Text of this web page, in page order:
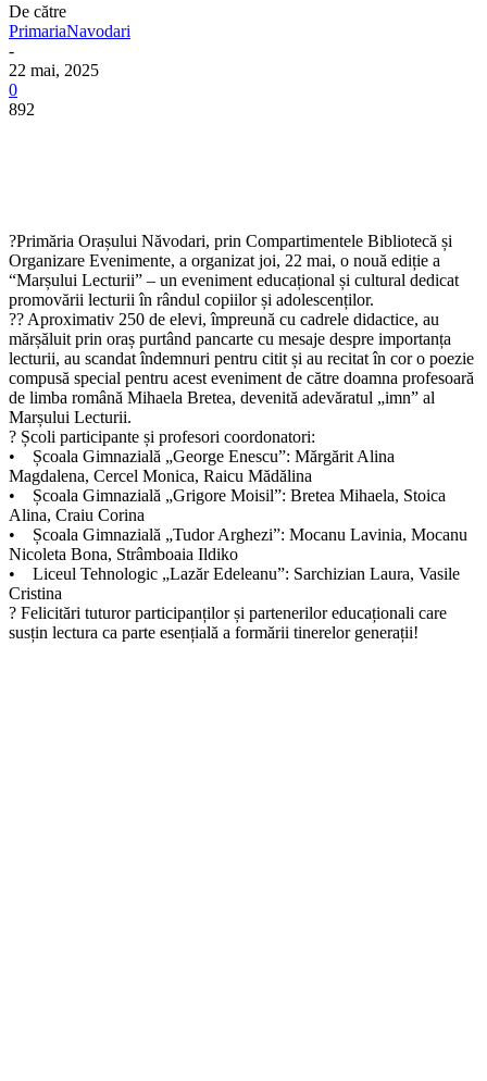
De către
PrimariaNavodari
-
22 mai, 2025
0
892
?Primăria Orașului Năvodari, prin Compartimentele Bibliotecă și
Organizare Evenimente, a organizat joi, 22 mai, o nouă ediție a
“Marșului Lecturii” – un eveniment educațional și cultural dedicat
promovării lecturii în rândul copiilor și adolescenților.
?? Aproximativ 250 de elevi, împreună cu cadrele didactice, au
mărșăluit prin oraș purtând pancarte cu mesaje despre importanța
lecturii, au scandat îndemnuri pentru citit și au recitat în cor o poezie
compusă special pentru acest eveniment de către doamna profesoară
de limba română Mihaela Bretea, devenită adevăratul „imn” al
Marșului Lecturii.
? Școli participante și profesori coordonatori:
• Școala Gimnazială „George Enescu”: Mărgărit Alina
Magdalena, Cercel Monica, Raicu Mădălina
• Școala Gimnazială „Grigore Moisil”: Bretea Mihaela, Stoica
Alina, Craiu Corina
• Școala Gimnazială „Tudor Arghezi”: Mocanu Lavinia, Mocanu
Nicoleta Bona, Strâmboaia Ildiko
• Liceul Tehnologic „Lazăr Edeleanu”: Sarchizian Laura, Vasile
Cristina
? Felicitări tuturor participanților și partenerilor educaționali care
susțin lectura ca parte esențială a formării tinerelor generații!